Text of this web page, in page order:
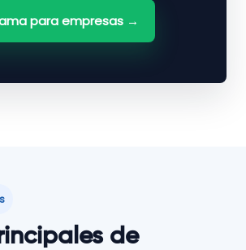
para empresas →
de